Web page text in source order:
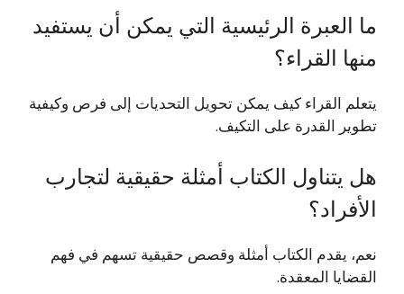
ما العبرة الرئيسية التي يمكن أن يستفيد
منها القراء؟
يتعلم القراء كيف يمكن تحويل التحديات إلى فرص وكيفية
تطوير القدرة على التكيف.
هل يتناول الكتاب أمثلة حقيقية لتجارب
الأفراد؟
نعم، يقدم الكتاب أمثلة وقصص حقيقية تسهم في فهم
القضايا المعقدة.